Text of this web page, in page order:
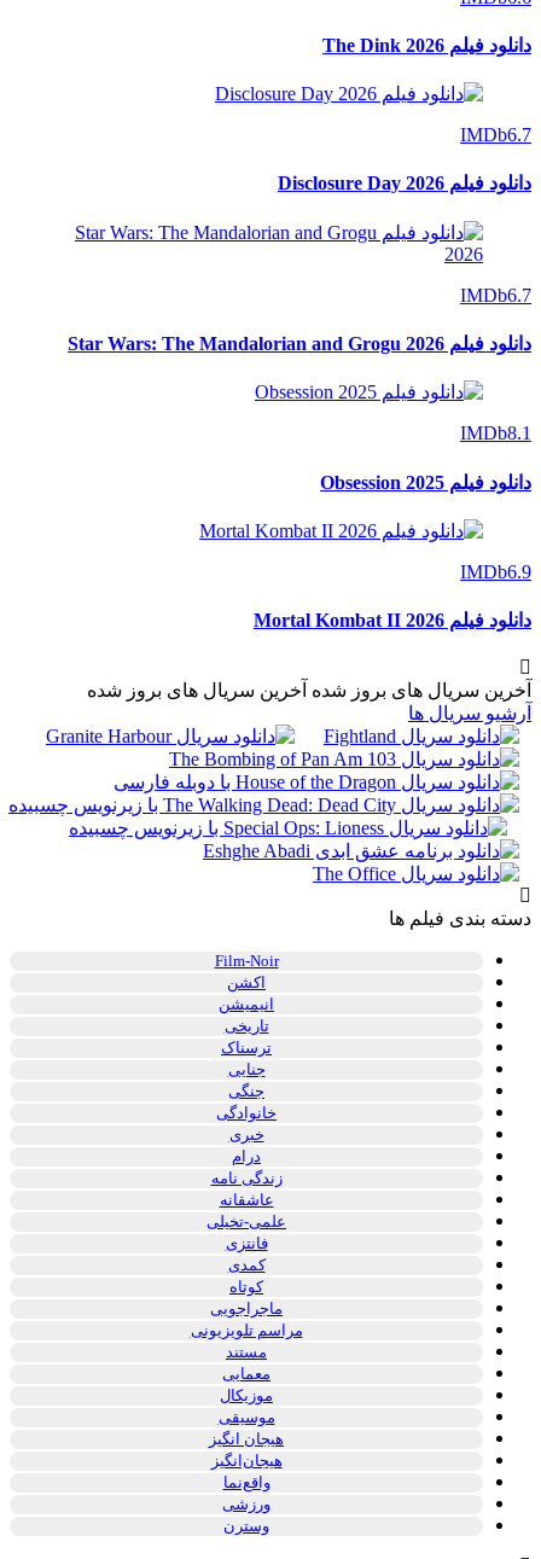
دانلود فیلم The Dink 2026
IMDb6.7
دانلود فیلم Disclosure Day 2026
IMDb6.7
دانلود فیلم Star Wars: The Mandalorian and Grogu 2026
IMDb8.1
دانلود فیلم Obsession 2025
IMDb6.9
دانلود فیلم Mortal Kombat II 2026
آخرین سریال های بروز شده آخرین سریال های بروز شده
آرشیو سریال ها
دسته بندی فیلم ها
Film-Noir
اکشن
انیمیشن
تاریخی
ترسناک
جنایی
جنگی
خانوادگی
خبری
درام
زندگی نامه
عاشقانه
علمی-تخیلی
فانتزی
کمدی
کوتاه
ماجراجویی
مراسم تلویزیونی
مستند
معمایی
موزیکال
موسیقی
هیجان انگیز
هیجان‌انگیز
واقع‌نما
ورزشی
وسترن